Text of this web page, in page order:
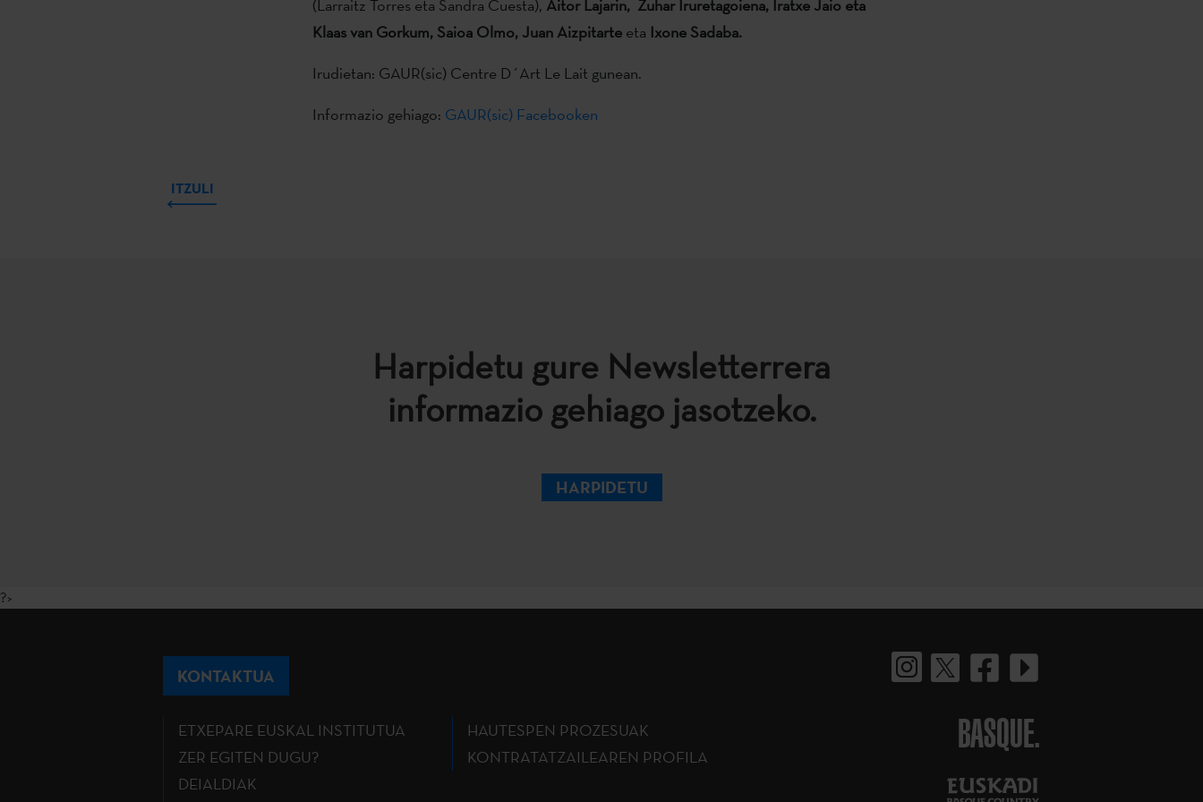
(Larraitz Torres eta Sandra Cuesta), Aitor Lajarin, Zuhar Iruretagoiena, Iratxe Jaio eta
Klaas van Gorkum, Saioa Olmo, Juan Aizpitarte eta Ixone Sadaba.
Irudietan: GAUR(sic) Centre D´Art Le Lait gunean.
Informazio gehiago: GAUR(sic) Facebooken
ITZULI
Harpidetu gure Newsletterrera
informazio gehiago jasotzeko.
HARPIDETU
?>
KONTAKTUA
ETXEPARE EUSKAL INSTITUTUA
ZER EGITEN DUGU?
DEIALDIAK
HAUTESPEN PROZESUAK
KONTRATATZAILEAREN PROFILA
BASQUE.